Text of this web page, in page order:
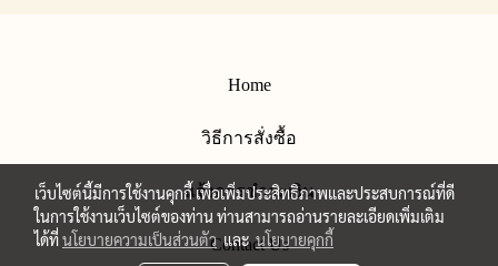
Home
วิธีการสั่งซื้อ
แจ้งการชำระเงิน
Contact Us
เว็บไซต์นี้มีการใช้งานคุกกี้ เพื่อเพิ่มประสิทธิภาพและประสบการณ์ที่ดี
ในการใช้งานเว็บไซต์ของท่าน ท่านสามารถอ่านรายละเอียดเพิ่มเติม
ได้ที่นโยบายความเป็นส่วนตัวและนโยบายคุกกี้